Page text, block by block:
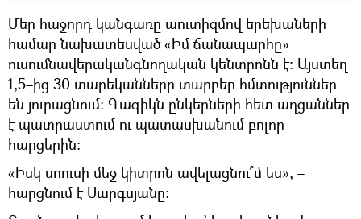
Մեր հաջորդ կանգառը աուտիզմով երեխաների
համար նախատեսված «Իմ ճանապարհը»
ուսումնավերականգնողական կենտրոնն է։ Այստեղ
1,5–ից 30 տարեկանները տարբեր հմտություններ
են յուրացնում։ Գագիկն ընկերների հետ աղցաններ
է պատրաստում ու պատասխանում բոլոր
հարցերին։
«Իսկ սոուսի մեջ կիտրոն ավելացնու՞մ ես», –
հարցնում է Սարգսյանը։